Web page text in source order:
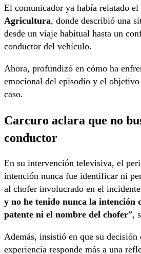
El comunicador ya había relatado el
Agricultura, donde describió una
desde un viaje habitual hasta un
conductor del vehículo.
Ahora, profundizó en cómo ha
emocional del episodio y el
caso.
Carcuro aclara que no
conductor
En su intervención televisiva, el
intención nunca fue identificar ni
al chofer involucrado en el
y no he tenido nunca la intención
patente ni el nombre del chofer”,
Además, insistió en que su decisión
experiencia responde más a una